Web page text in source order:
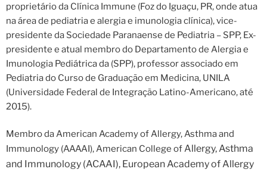
proprietário da Clínica Immune (Foz do Iguaçu, PR, onde atua
na área de pediatria e alergia e imunologia clínica), vice-
presidente da Sociedade Paranaense de Pediatria – SPP, Ex-
presidente e atual membro do Departamento de Alergia e
Imunologia Pediátrica da (SPP), professor associado em
Pediatria do Curso de Graduação em Medicina, UNILA
(Universidade Federal de Integração Latino-Americano, até
2015).
Membro da American Academy of Allergy, Asthma and
Immunology (AAAAI), American College ofAllergy, Asthma
and Immunology (ACAAI), European Academy of Allergy